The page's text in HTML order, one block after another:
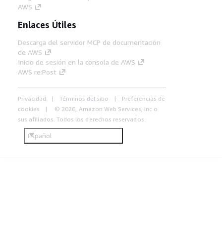
AWS
Enlaces Útiles
Descarga del servidor MCP de documentación
de AWS
Inicio de sesión en la consola de AWS
AWS re:Post
Privacidad Términos del sitio
Preferencias de
cookies
© 2026, Amazon Web Services, Inc o
sus afiliados. Todos los derechos reservados.
Español